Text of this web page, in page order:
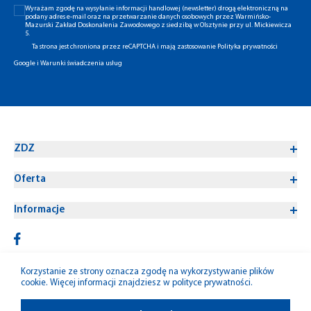
Korzystanie ze strony oznacza zgodę na wykorzystywanie plików
cookie. Więcej informacji znajdziesz w polityce prywatności.
Wyrażam zgodę na wysyłanie informacji handlowej (newsletter) drogą elektroniczną na
podany adres e-mail oraz na przetwarzanie danych osobowych przez Warmińsko-
Mazurski Zakład Doskonalenia Zawodowego z siedzibą w Olsztynie przy ul. Mickiewicza
5.
Ta strona jest chroniona przez reCAPTCHA i mają zastosowanie Polityka prywatności
Googlei Warunki świadczenia usług
ZDZ
Oferta
Informacje